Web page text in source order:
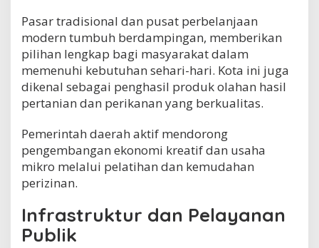
Pasar tradisional dan pusat perbelanjaan
modern tumbuh berdampingan, memberikan
pilihan lengkap bagi masyarakat dalam
memenuhi kebutuhan sehari-hari. Kota ini juga
dikenal sebagai penghasil produk olahan hasil
pertanian dan perikanan yang berkualitas.
Pemerintah daerah aktif mendorong
pengembangan ekonomi kreatif dan usaha
mikro melalui pelatihan dan kemudahan
perizinan.
Infrastruktur dan Pelayanan
Publik